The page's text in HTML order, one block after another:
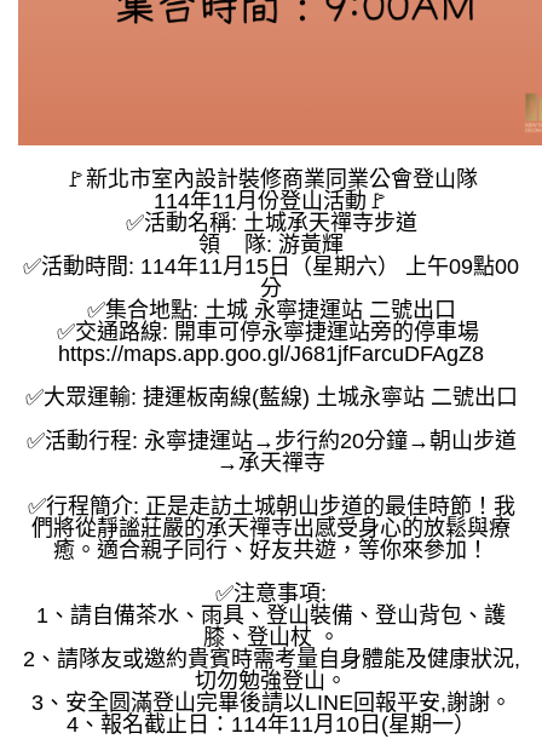
🚩新北市室內設計裝修商業同業公會登山隊
114年11月份登山活動🚩
✅活動名稱: 土城承天禪寺步道
領 隊: 游黃輝
✅活動時間: 114年11月15日（星期六） 上午09點00
分
✅集合地點: 土城 永寧捷運站 二號出口
✅交通路線: 開車可停永寧捷運站旁的停車場
https://maps.app.goo.gl/J681jfFarcuDFAgZ8
✅大眾運輸: 捷運板南線(藍線) 土城永寧站 二號出口
✅活動行程: 永寧捷運站→步行約20分鐘→朝山步道
→承天禪寺
✅行程簡介: 正是走訪土城朝山步道的最佳時節！我
們將從靜謐莊嚴的承天禪寺出感受身心的放鬆與療
癒。適合親子同行、好友共遊，等你來參加！
✅注意事項:
1、請自備茶水、雨具、登山裝備、登山背包、護
膝、登山杖 。
2、請隊友或邀約貴賓時需考量自身體能及健康狀況,
切勿勉強登山。
3、安全圆滿登山完畢後請以LINE回報平安,謝謝。
4、報名截止日：114年11月10日(星期一）